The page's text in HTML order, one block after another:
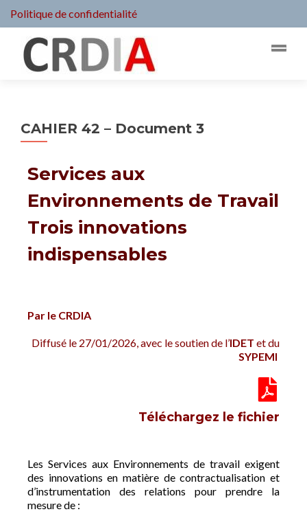
Politique de confidentialité
CAHIER 42 – Document 3
Services aux
Environnements de Travail
Trois innovations
indispensables
Par le CRDIA
Diffusé le 27/01/2026, avec le soutien de l’IDET et du
SYPEMI
Téléchargez le fichier
Les Services aux Environnements de travail exigent
des innovations en matière de contractualisation et
d’instrumentation des relations pour prendre la
mesure de :